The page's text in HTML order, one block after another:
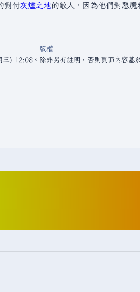
對付灰燼之地的敵人，因為他們對惡
三) 12:08。
版權
除非另有註明，否則頁面內容基